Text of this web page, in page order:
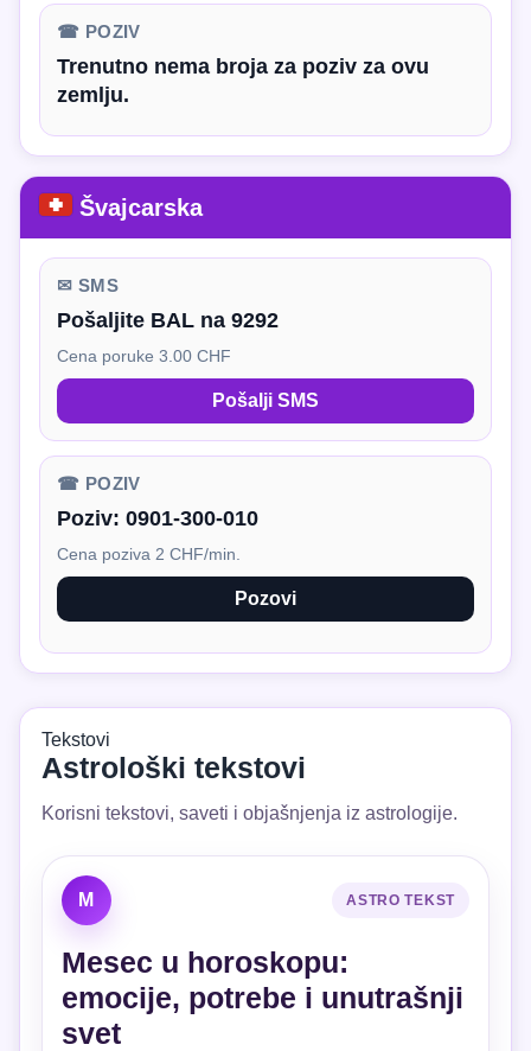
☎ POZIV
Trenutno nema broja za poziv za ovu
zemlju.
Švajcarska
✉ SMS
Pošaljite BAL na 9292
Cena poruke 3.00 CHF
Pošalji SMS
☎ POZIV
Poziv: 0901-300-010
Cena poziva 2 CHF/min.
Pozovi
Tekstovi
Astrološki tekstovi
Korisni tekstovi, saveti i objašnjenja iz astrologije.
M ASTRO TEKST
Mesec u horoskopu:
emocije, potrebe i unutrašnji
svet